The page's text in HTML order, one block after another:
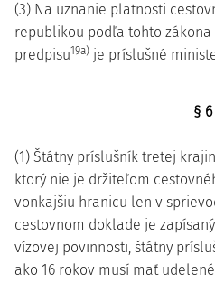
(3) Na uznanie platnosti
republikou podľa tohto
predpisu19a) je príslušné
§ 6
(1) Štátny príslušník tretej
ktorý nie je držiteľom
vonkajšiu hranicu len v
cestovnom doklade je
vízovej povinnosti, štátny
ako 16 rokov musí mať